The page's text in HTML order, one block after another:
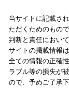
当サイトに記載さ
ただくためのもの
判断と責任におい
サイトの掲載情報
全ての情報の正確
ラブル等の損失が
ので、予めご了承下